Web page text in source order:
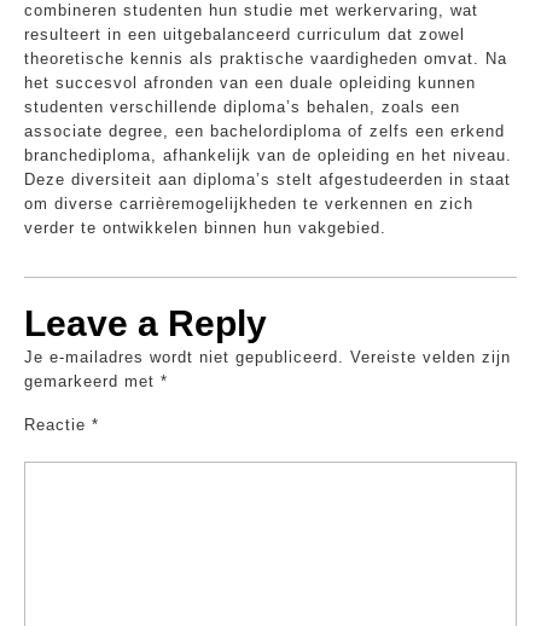
combineren studenten hun studie met werkervaring, wat
resulteert in een uitgebalanceerd curriculum dat zowel
theoretische kennis als praktische vaardigheden omvat. Na
het succesvol afronden van een duale opleiding kunnen
studenten verschillende diploma’s behalen, zoals een
associate degree, een bachelordiploma of zelfs een erkend
branchediploma, afhankelijk van de opleiding en het niveau.
Deze diversiteit aan diploma’s stelt afgestudeerden in staat
om diverse carrièremogelijkheden te verkennen en zich
verder te ontwikkelen binnen hun vakgebied.
Leave a Reply
Je e-mailadres wordt niet gepubliceerd. Vereiste velden zijn
gemarkeerd met *
Reactie *